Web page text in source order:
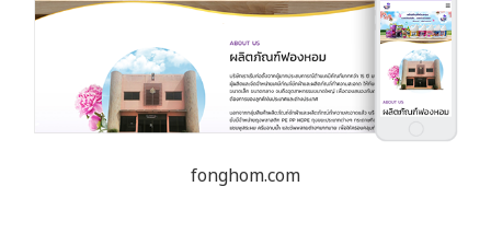
fonghom.com